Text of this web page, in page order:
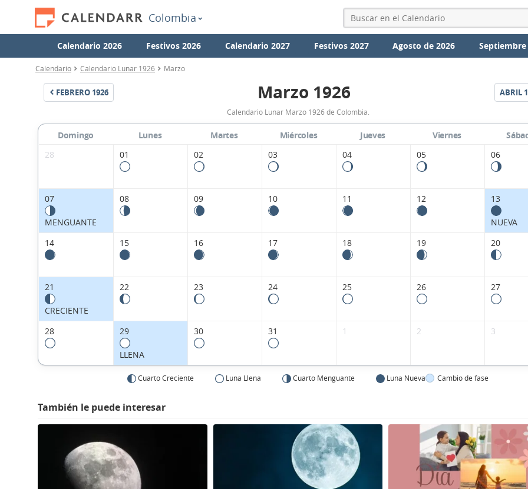
Colombia
Calendario 2026 Festivos 2026 Calendario 2027 Festivos 2027 Agosto de 2026 Septiembre
Calendario Calendario Lunar 1926 Marzo
FEBRERO 1926
Calendario
Lunar
Marzo
Colombia.
Marzo 1926 ABRIL
Calendario Lunar Marzo 1926 de Colombia.
Domingo Lunes Martes Miércoles Jueves Viernes
28
01 02 03 04 05 06
07
MENGUANTE
08 09 10 11 12 13
NUEVA
14
15 16 17 18 19 20
21
CRECIENTE
22 23 24 25 26 27
28 29
LLENA
30 31 1 2 3
Cuarto Creciente Luna Llena Cuarto Menguante Luna Nueva Cambio de fase
También le puede interesar